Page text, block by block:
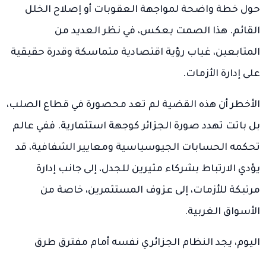
حول خطة واضحة لمواجهة العقوبات أو إصلاح الخلل
القائم. هذا الصمت يعكس، في نظر العديد من
المتابعين، غياب رؤية اقتصادية متماسكة وقدرة حقيقية
على إدارة الأزمات.
الأخطر أن هذه القضية لم تعد محصورة في قطاع الصلب،
بل باتت تهدد صورة الجزائر كوجهة استثمارية. ففي عالم
تحكمه الحسابات الجيوسياسية ومعايير الشفافية، قد
يؤدي الارتباط بشركاء مثيرين للجدل، إلى جانب إدارة
مرتبكة للأزمات، إلى عزوف المستثمرين، خاصة من
الأسواق الغربية.
اليوم، يجد النظام الجزائري نفسه أمام مفترق طرق